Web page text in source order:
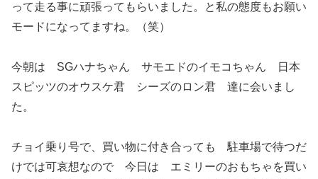
って走る事に頑張ってもらいました。と私の態度もお願い
モードになってますね。（笑）
今朝は SGハナちゃん サモエドのイモコちゃん 日本
スピッツのオウスケ君 シーズのロン君 達に会いまし
た。
チョイ乗り号で、買い物に付き合っても 駐車場で待つだ
けでは可哀想なので 今日は エミリーのおもちゃを買い